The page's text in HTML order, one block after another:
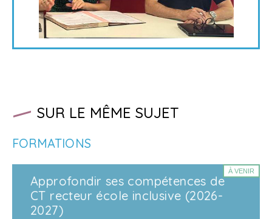
SUR LE MÊME SUJET
FORMATIONS
Approfondir ses compétences de
CT recteur école inclusive (2026-
2027)
À VENIR